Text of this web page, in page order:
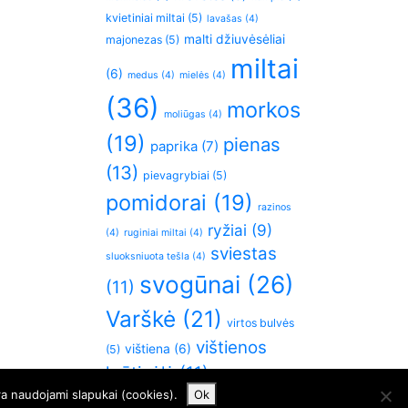
kvietiniai miltai (5) lavašas (4)
majonezas (5) malti džiuvėsėliai
(6) medus (4) mielės (4)
miltai
(36)
moliūgas (4) morkos
(19) paprika (7) pienas
(13) pievagrybiai (5)
pomidorai (19) razinos
(4) ruginiai miltai (4) ryžiai (9)
sluoksniuota tešla (4) sviestas
(11) svogūnai (26)
Varškė (21) virtos bulvės
(5) vištiena (6) vištienos
krūtinėlė(11)
naudojami slapukai (cookies). Ok